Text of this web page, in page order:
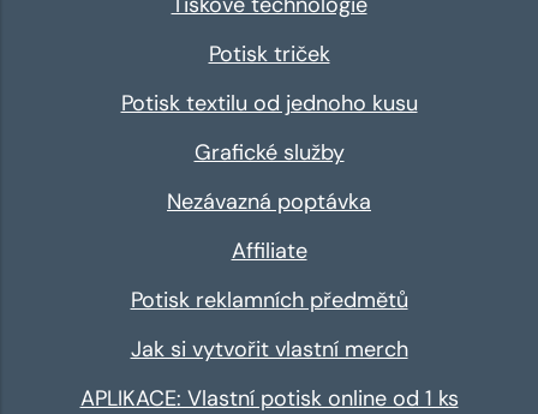
Potisk triček
Potisk textilu od jednoho kusu
Grafické služby
Nezávazná poptávka
Affiliate
Potisk reklamních předmětů
Jak si vytvořit vlastní merch
APLIKACE: Vlastní potisk online od 1 ks